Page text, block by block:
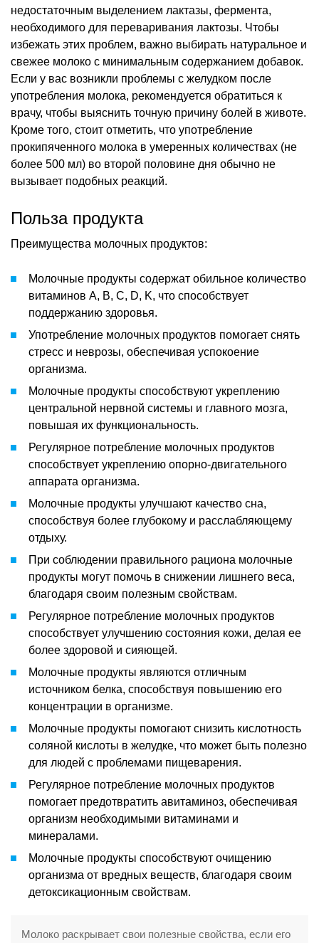
недостаточным выделением лактазы, фермента,
необходимого для переваривания лактозы. Чтобы
избежать этих проблем, важно выбирать натуральное и
свежее молоко с минимальным содержанием добавок.
Если у вас возникли проблемы с желудком после
употребления молока, рекомендуется обратиться к
врачу, чтобы выяснить точную причину болей в животе.
Кроме того, стоит отметить, что употребление
прокипяченного молока в умеренных количествах (не
более 500 мл) во второй половине дня обычно не
вызывает подобных реакций.
Польза продукта
Преимущества молочных продуктов:
Молочные продукты содержат обильное количество
витаминов А, В, С, D, K, что способствует
поддержанию здоровья.
Употребление молочных продуктов помогает снять
стресс и неврозы, обеспечивая успокоение
организма.
Молочные продукты способствуют укреплению
центральной нервной системы и главного мозга,
повышая их функциональность.
Регулярное потребление молочных продуктов
способствует укреплению опорно-двигательного
аппарата организма.
Молочные продукты улучшают качество сна,
способствуя более глубокому и расслабляющему
отдыху.
При соблюдении правильного рациона молочные
продукты могут помочь в снижении лишнего веса,
благодаря своим полезным свойствам.
Регулярное потребление молочных продуктов
способствует улучшению состояния кожи, делая ее
более здоровой и сияющей.
Молочные продукты являются отличным
источником белка, способствуя повышению его
концентрации в организме.
Молочные продукты помогают снизить кислотность
соляной кислоты в желудке, что может быть полезно
для людей с проблемами пищеварения.
Регулярное потребление молочных продуктов
помогает предотвратить авитаминоз, обеспечивая
организм необходимыми витаминами и
минералами.
Молочные продукты способствуют очищению
организма от вредных веществ, благодаря своим
детоксикационным свойствам.
Молоко раскрывает свои полезные свойства, если его